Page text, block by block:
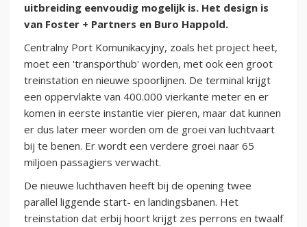
uitbreiding eenvoudig mogelijk is. Het design is
van Foster + Partners en Buro Happold.
Centralny Port Komunikacyjny, zoals het project heet,
moet een 'transporthub' worden, met ook een groot
treinstation en nieuwe spoorlijnen. De terminal krijgt
een oppervlakte van 400.000 vierkante meter en er
komen in eerste instantie vier pieren, maar dat kunnen
er dus later meer worden om de groei van luchtvaart
bij te benen. Er wordt een verdere groei naar 65
miljoen passagiers verwacht.
De nieuwe luchthaven heeft bij de opening twee
parallel liggende start- en landingsbanen. Het
treinstation dat erbij hoort krijgt zes perrons en twaalf